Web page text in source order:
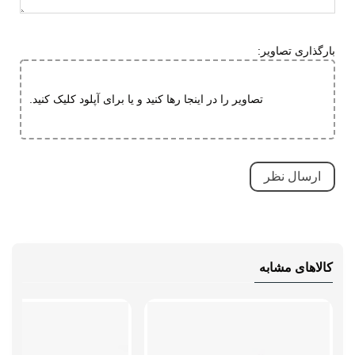
قابلیت ارتجاعی
ضد لغزش
نحوه بسته شدن
بارگذاری تصاویر:
تصاویر را در اینجا رها کنید و یا برای آپلود کلیک کنید.
کالاهای مشابه